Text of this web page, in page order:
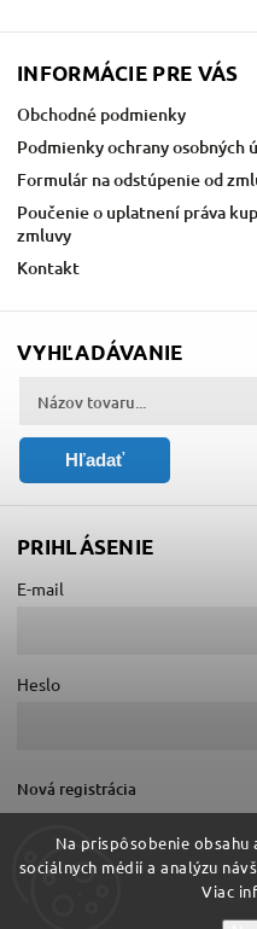
Na prispôsobenie
sociálnych médií a analýzu
Viac
INFORMÁCIE PRE VÁS
Obchodné podmienky
Podmienky ochrany osobných
Formulár na odstúpenie od
Poučenie o uplatnení práva
zmluvy
Kontakt
VYHĽADÁVANIE
Hľadať
PRIHLÁSENIE
E-mail
Heslo
Nová registrácia
Zabudnuté heslo
Hurá do